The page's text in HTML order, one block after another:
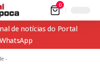
0
de notícias do Portal
-